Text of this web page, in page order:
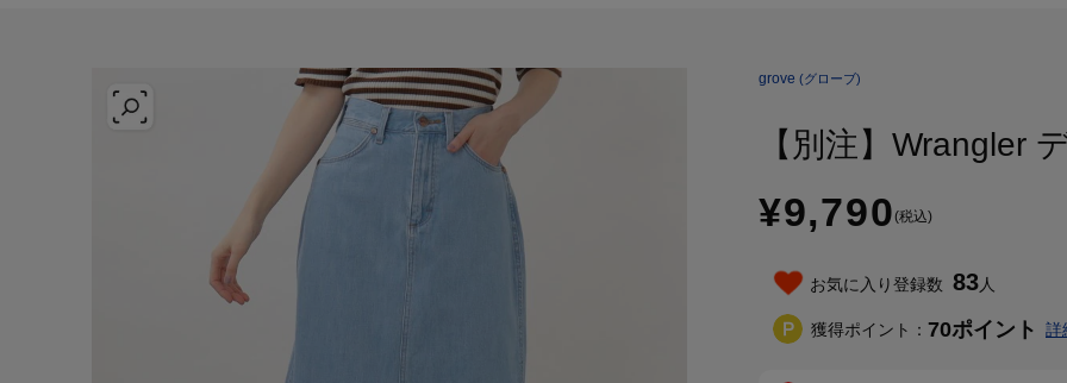
grove (グローブ)
【別注】Wrangler
¥9,790(税込)
お気に入り登録数 83人
獲得ポイント： 70ポイント 詳